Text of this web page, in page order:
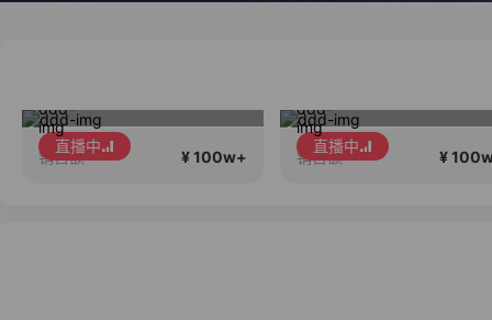
直播中
销售额 ¥ 100w+
直播中
销售额 ¥